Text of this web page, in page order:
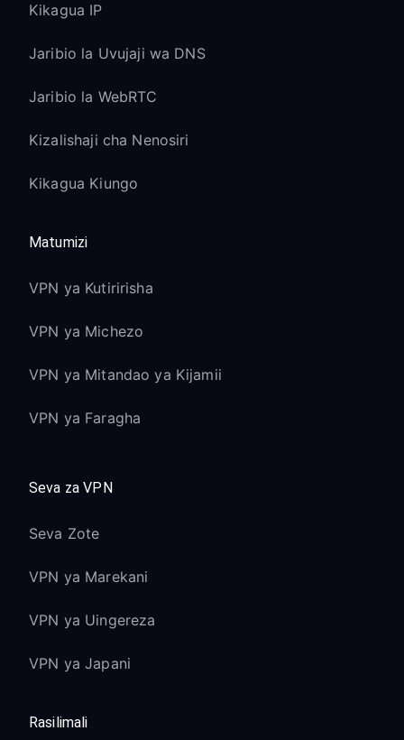
Kikagua IP
Jaribio la Uvujaji wa DNS
Jaribio la WebRTC
Kizalishaji cha Nenosiri
Kikagua Kiungo
Matumizi
VPN ya Kutiririsha
VPN ya Michezo
VPN ya Mitandao ya Kijamii
VPN ya Faragha
Seva za VPN
Seva Zote
VPN ya Marekani
VPN ya Uingereza
VPN ya Japani
Rasilimali